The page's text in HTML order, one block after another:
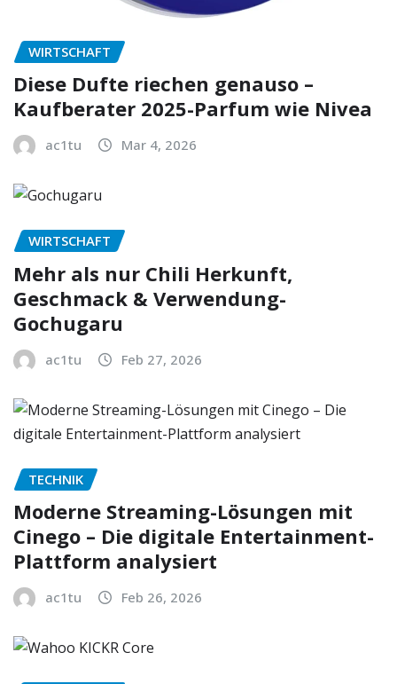
WIRTSCHAFT
Diese Dufte riechen genauso –
Kaufberater 2025-Parfum wie Nivea
ac1tu Mar 4, 2026
WIRTSCHAFT
Mehr als nur Chili Herkunft,
Geschmack & Verwendung-
Gochugaru
ac1tu Feb 27, 2026
TECHNIK
Moderne Streaming-Lösungen mit
Cinego – Die digitale Entertainment-
Plattform analysiert
ac1tu Feb 26, 2026